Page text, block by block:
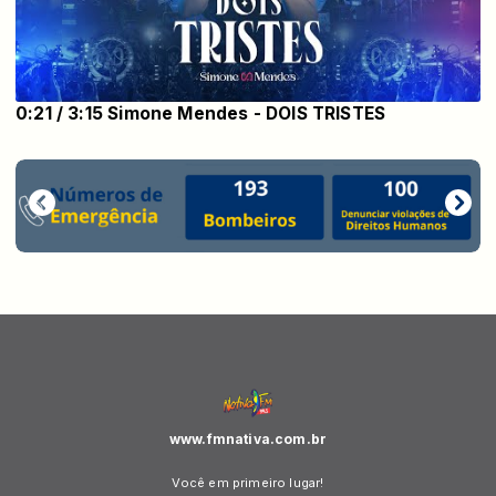
0:21 / 3:15 Simone Mendes - DOIS TRISTES
www.fmnativa.com.br
Você em primeiro lugar!